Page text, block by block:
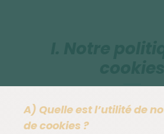
A) Quelle est l’utilité de
de cookies ?